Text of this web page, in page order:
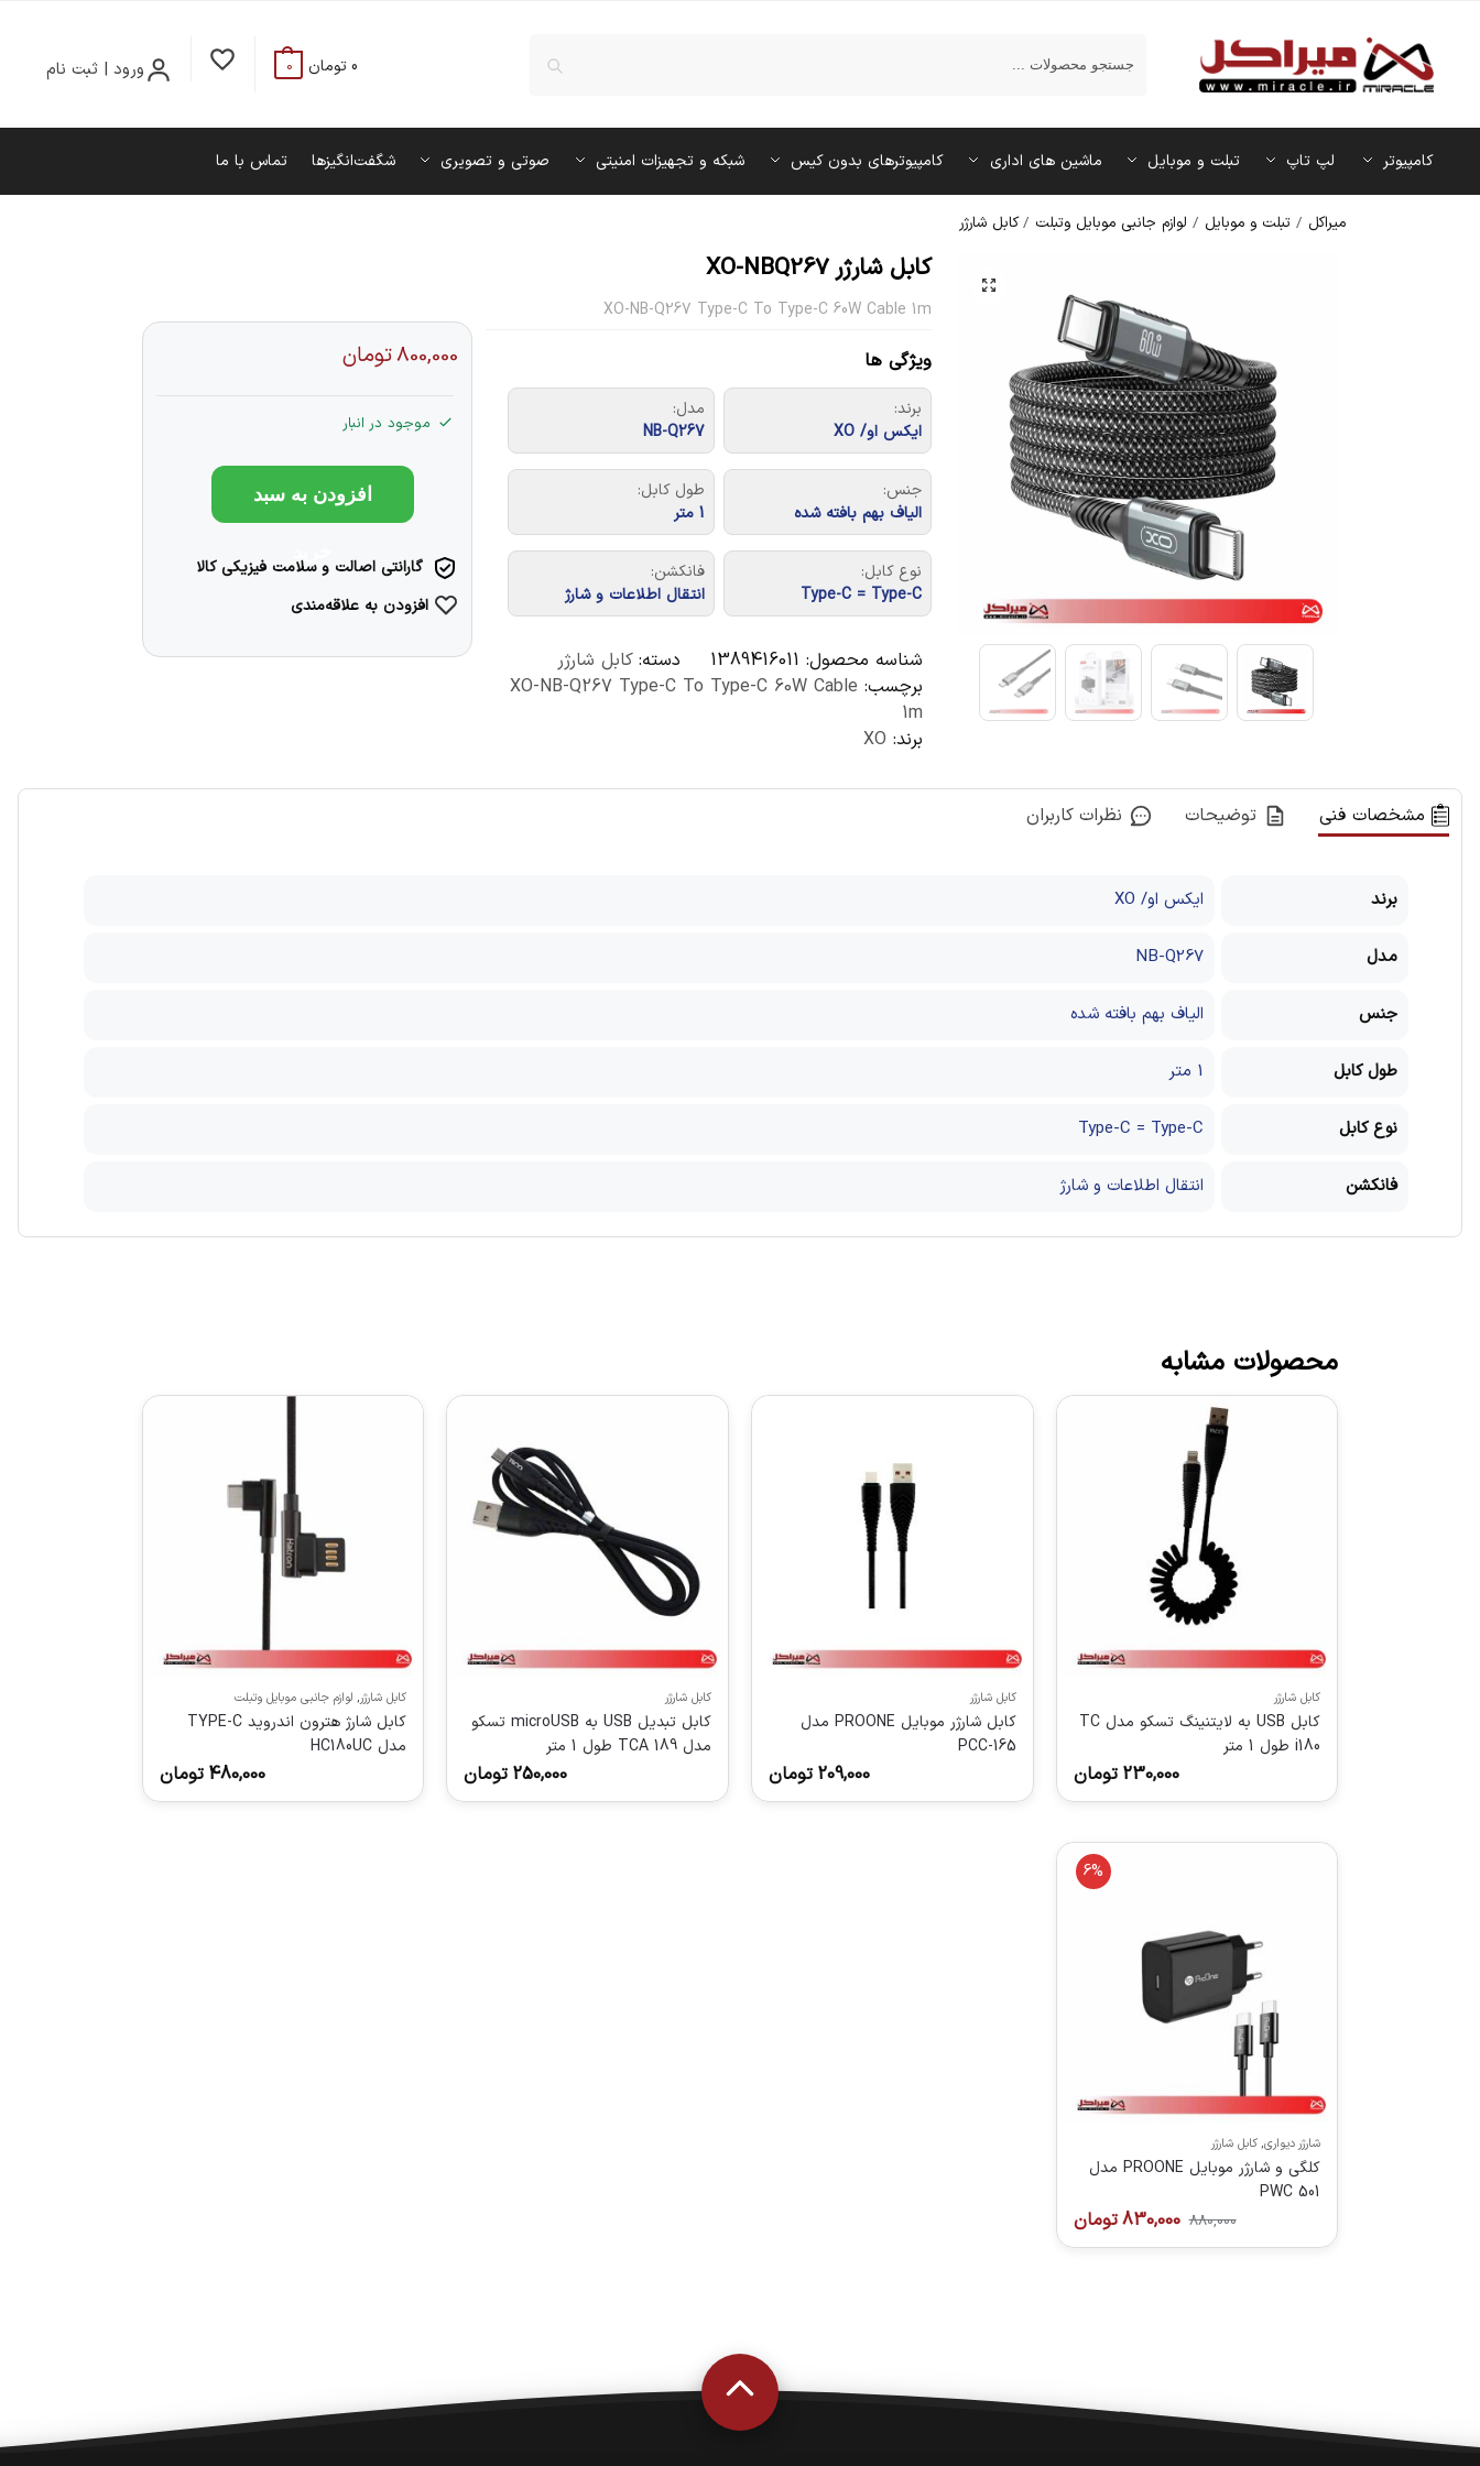
ورود | ثبت نام 0 تومان 0
کامپیوتر لپ تاپ تبلت و موبایل ماشین‌ های اداری کامپیوترهای بدون کیس شبکه و تجهیزات امنیتی صوتی و تصویری شگفت‌انگیزها تماس با ما
میراکل / تبلت و موبایل / لوازم جانبی موبایل وتبلت /کابل شارژر
کابل شارژر XO-NBQ267
XO-NB-Q267 Type-C To Type-C 60W Cable 1m
ویژگی ها
برند:
ایکس او/ XO
مدل:
NB-Q267
جنس:
الیاف بهم بافته شده
طول کابل:
1 متر
نوع کابل:
Type-C = Type-C
فانکشن:
انتقال اطلاعات و شارژ
شناسه محصول: 1389416011 دسته:کابل شارژر
برچسب: XO-NB-Q267 Type-C To Type-C 60W Cable
1m
برند: XO
800,000تومان
موجود در انبار
افزودن به سبد
گارانتی اصالت و سلامت فیزیکی کالا
افزودن به علاقه‌مندی
مشخصات فنی توضیحات نظرات کاربران
برند ایکس او/ XO
مدل NB-Q267
جنس الیاف بهم بافته شده
طول کابل 1 متر
نوع کابل Type-C = Type-C
فانکشن انتقال اطلاعات و شارژ
محصولات مشابه
کابل شارژر
کابل USB به لایتنینگ تسکو مدل TC
i180 طول 1 متر
230,000 تومان
کابل شارژر
کابل شارژر موبایل PROONE مدل
PCC-165
209,000 تومان
کابل شارژر
کابل تبدیل USB به microUSB تسکو
مدل TCA 189 طول 1 متر
250,000 تومان
کابل شارژر, لوازم جانبی موبایل وتبلت
کابل شارژ هترون اندروید TYPE-C
مدل HC180UC
480,000 تومان
6%
شارژر دیواری,کابل شارژر
کلگی و شارژر موبایل PROONE مدل
PWC 501
880,000
830,000تومان